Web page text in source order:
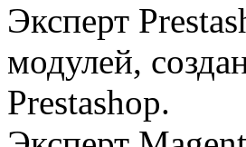
Эксперт
модулей,
Prestashop.